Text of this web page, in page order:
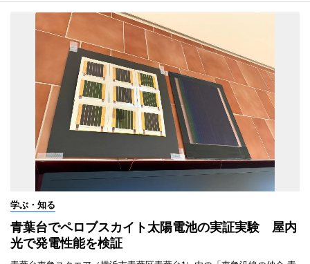
学ぶ・知る
青葉台でペロブスカイト太陽電池の実証実験 屋内
光で発電性能を検証